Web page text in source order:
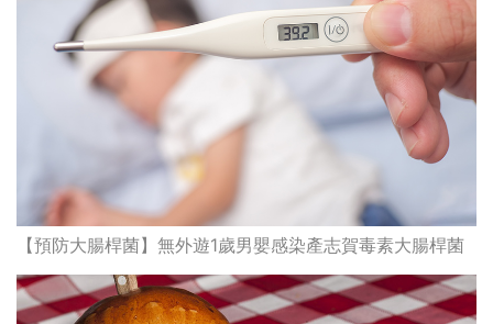
【預防大腸桿菌】無外遊1歲男嬰感染產志賀毒素大腸桿菌